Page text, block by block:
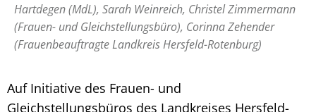
Hartdegen (MdL), Sarah Weinreich, Christel Zimmermann
(Frauen- und Gleichstellungsbüro), Corinna Zehender
(Frauenbeauftragte Landkreis Hersfeld-Rotenburg)
Auf Initiative des Frauen- und
Gleichstellungsbüros des Landkreises Hersfeld-